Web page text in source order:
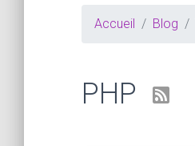
Accueil Blog
PHP